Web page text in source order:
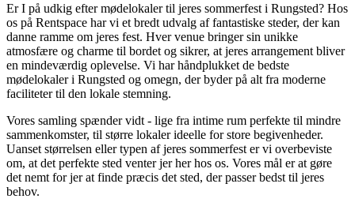
Er I på udkig efter mødelokaler til jeres sommerfest i Rungsted? Hos
os på Rentspace har vi et bredt udvalg af fantastiske steder, der kan
danne ramme om jeres fest. Hver venue bringer sin unikke
atmosfære og charme til bordet og sikrer, at jeres arrangement bliver
en mindeværdig oplevelse. Vi har håndplukket de bedste
mødelokaler i Rungsted og omegn, der byder på alt fra moderne
faciliteter til den lokale stemning.
Vores samling spænder vidt - lige fra intime rum perfekte til mindre
sammenkomster, til større lokaler ideelle for store begivenheder.
Uanset størrelsen eller typen af jeres sommerfest er vi overbeviste
om, at det perfekte sted venter jer her hos os. Vores mål er at gøre
det nemt for jer at finde præcis det sted, der passer bedst til jeres
behov.